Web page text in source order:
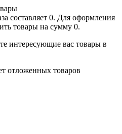
составляет 0. Для оформления
товары на сумму 0.
интересующие вас товары в
отложенных товаров